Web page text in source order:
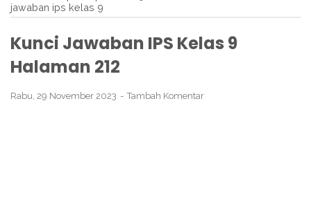
jawaban ips kelas 9
Kunci Jawaban IPS Kelas 9
Halaman 212
Rabu, 29 November 2023 Tambah Komentar